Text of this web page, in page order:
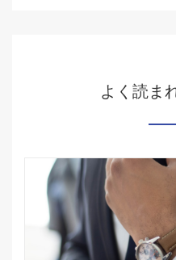
よく読ま